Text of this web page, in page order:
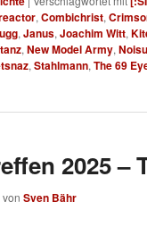
, Combichrist,
, Janus, Joachim Witt,
, New Model Army,
, Stahlmann, The 69
2025 –
von Sven Bähr